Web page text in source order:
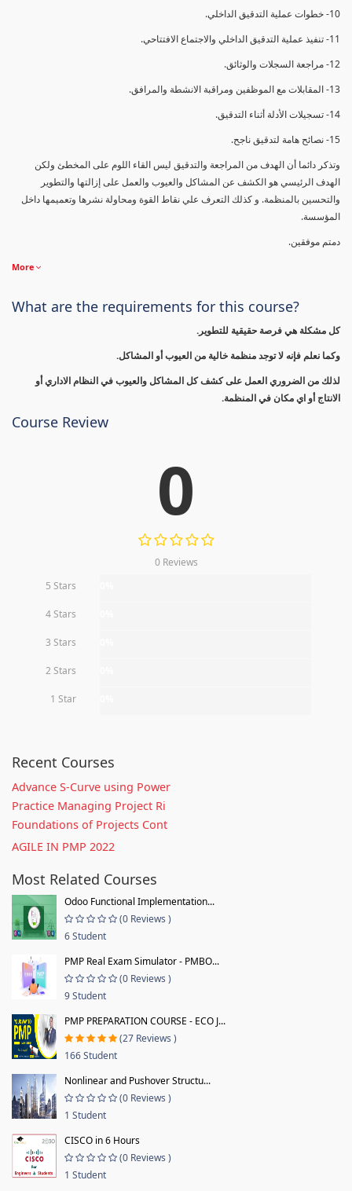
10- خطوات عملية التدقيق الداخلي.
11- تنفيذ عملية التدقيق الداخلي والاجتماع الافتتاحي.
12- مراجعة السجلات والوثائق.
13- المقابلات مع الموظفين ومراقبة الانشطة والمرافق.
14- تسجيلات الأدلة أثناء التدقيق.
15- نصائح هامة لتدقيق ناجح.
وتذكر دائما أن الهدف من المراجعة والتدقيق ليس القاء اللوم على المخطئ ولكن
الهدف الرئيسي هو الكشف عن المشاكل والعيوب والعمل على إزالتها والتطوير
والتحسين بالمنظمة. و كذلك التعرف علي نقاط القوة ومحاولة نشرها وتعميمها داخل
المؤسسة.
دمتم موفقين.
More
What are the requirements for this course?
كل مشكلة هي فرصة حقيقية للتطوير.
وكما نعلم فإنه لا توجد منظمة خالية من العيوب أو المشاكل.
لذلك من الضروري العمل على كشف كل المشاكل والعيوب في النظام الاداري أو
الانتاج أو اي مكان في المنظمة.
Course Review
0
0 Reviews
5 Stars
4 Stars
3 Stars
2 Stars
1 Star
Recent Courses
Advance S-Curve using Power
Practice Managing Project Ri
Foundations of Projects Cont
AGILE IN PMP 2022
Most Related Courses
Odoo Functional Implementation...
(0 Reviews )
6 Student
PMP Real Exam Simulator - PMBO...
(0 Reviews )
9 Student
PMP PREPARATION COURSE - ECO J...
(27 Reviews )
166 Student
Nonlinear and Pushover Structu...
(0 Reviews )
1 Student
CISCO in 6 Hours
(0 Reviews )
1 Student